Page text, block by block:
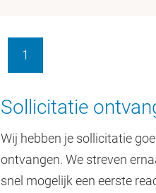
1
Sollicitatie
Wij hebben je sollicitatie
ontvangen. We streven
snel mogelijk een eerste